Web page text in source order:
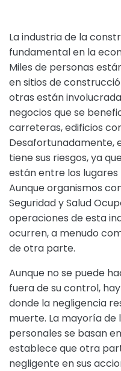
La industria de la
fundamental en la
Miles de personas
en sitios de
otras están
negocios que se
carreteras, edificios
Desafortunadamente,
tiene sus riesgos, ya
están entre los
Aunque organismos
Seguridad y Salud
operaciones de esta
ocurren, a menudo
de otra parte.
Aunque no se puede
fuera de su control,
donde la negligencia
muerte. La mayoría de
personales se basan
establece que otra
negligente en sus